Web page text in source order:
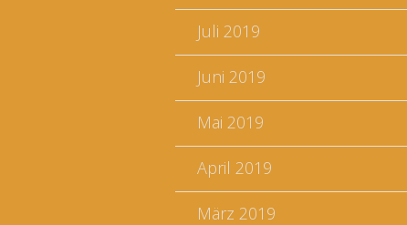
Juli 2019
Juni 2019
Mai 2019
April 2019
März 2019